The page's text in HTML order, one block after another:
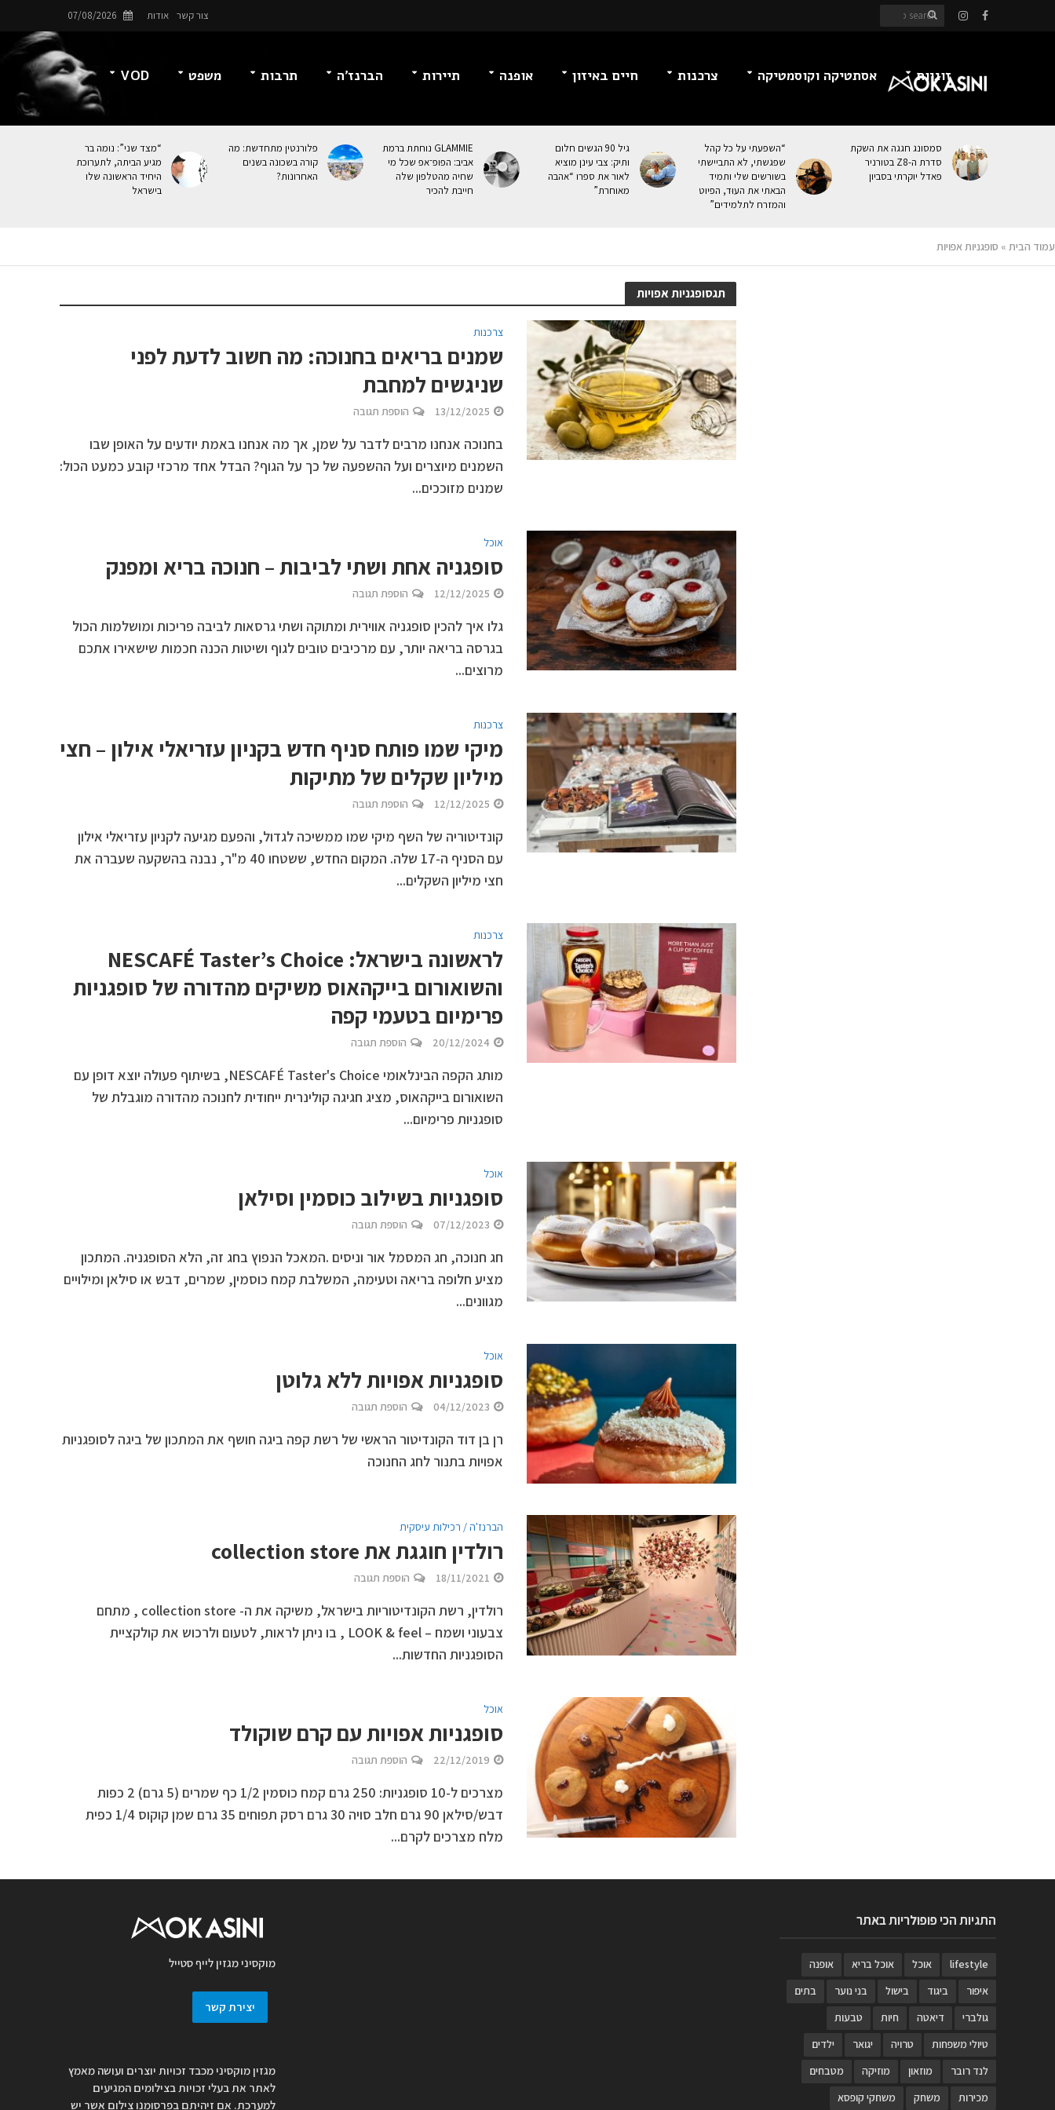
צור קשר אודות 07/08/2026
זוגיות אסתטיקה וקוסמטיקה צרכנות חיים באיזון אופנה תיירות הברנז’ה תרבות משפט VOD
סמסונג חגגה את השקת
סדרת ה-Z8 בטורניר
פאדל יוקרתי בסביון
“השפעתי על כל קהל
שפגשתי, לא התביישתי
בשורשים שלי ותמיד
הבאתי את העוּד, הפיוט
והמזרח לתלמידים”
גיל 90 הגשים חלום
ותיק: צבי עינן מוציא
לאור את ספרו “אהבה
מאוחרת”
GLAMMIE נוחתת ברמת
אביב: הפופ־אפ שכל מי
שחיה מהטלפון שלה
חייבת להכיר
פלורנטין מתחדשת: מה
קורה בשכונה בשנים
האחרונות?
“מצד שני”: נומה בר
מגיע הביתה, לתערוכת
היחיד הראשונה שלו
בישראל
עמוד הבית » סופגניות אפויות
תגסופגניות אפויות
צרכנות
שמנים בריאים בחנוכה: מה חשוב לדעת לפני
שניגשים למחבת
13/12/2025 הוספת תגובה
בחנוכה אנחנו מרבים לדבר על שמן, אך מה אנחנו באמת יודעים על האופן שבו
השמנים מיוצרים ועל ההשפעה של כך על הגוף? הבדל אחד מרכזי קובע כמעט הכול:
שמנים מזוככים...
אוכל
סופגניה אחת ושתי לביבות – חנוכה בריא ומפנק
12/12/2025 הוספת תגובה
גלו איך להכין סופגניה אווירית ומתוקה ושתי גרסאות לביבה פריכות ומושלמות הכול
בגרסה בריאה יותר, עם מרכיבים טובים לגוף ושיטות הכנה חכמות שישאירו אתכם
מרוצים...
צרכנות
מיקי שמו פותח סניף חדש בקניון עזריאלי אילון – חצי
מיליון שקלים של מתיקות
12/12/2025 הוספת תגובה
קונדיטוריה של השף מיקי שמו ממשיכה לגדול, והפעם מגיעה לקניון עזריאלי אילון
עם הסניף ה-17 שלה. המקום החדש, ששטחו 40 מ"ר, נבנה בהשקעה שעברה את
חצי מיליון השקלים...
צרכנות
לראשונה בישראל: NESCAFÉ Taster’s Choice
והשואורום בייקהאוס משיקים מהדורה של סופגניות
פרימיום בטעמי קפה
20/12/2024 הוספת תגובה
מותג הקפה הבינלאומי NESCAFÉ Taster's Choice, בשיתוף פעולה יוצא דופן עם
השואורום בייקהאוס, מציג חגיגה קולינרית ייחודית לחנוכה מהדורה מוגבלת של
סופגניות פרימיום...
אוכל
סופגניות בשילוב כוסמין וסילאן
07/12/2023 הוספת תגובה
חג חנוכה, חג המסמל אור וניסים .המאכל הנפוץ בחג זה, הלא הסופגניה. המתכון
מציע חלופה בריאה וטעימה, המשלבת קמח כוסמין, שמרים, דבש או סילאן ומילויים
מגוונים...
אוכל
סופגניות אפויות ללא גלוטן
04/12/2023 הוספת תגובה
רן בן דוד הקונדיטור הראשי של רשת קפה ביגה חושף את המתכון של ביגה לסופגניות
אפויות בתנור לחג החנוכה
הברנז'ה / רכילות עיסקית
רולדין חוגגת את collection store
18/11/2021 הוספת תגובה
רולדין, רשת הקונדיטוריות בישראל, משיקה את ה- collection store , מתחם
צבעוני ושמח – LOOK & feel , בו ניתן לראות, לטעום ולרכוש את קולקציית
הסופגניות החדשות...
אוכל
סופגניות אפויות עם קרם שוקולד
22/12/2019 הוספת תגובה
מצרכים ל-10 סופגניות: 250 גרם קמח כוסמין 1/2 כף שמרים (5 גרם) 2 כפות
דבש/סילאן 90 גרם חלב סויה 30 גרם רסק תפוחים 35 גרם שמן קוקוס 1/4 כפית
מלח מצרכים לקרם...
מוקסיני מגזין לייף סטייל
יצירת קשר
מגזין מוקסיני מכבד זכויות יוצרים ועושה מאמץ
לאתר את בעלי זכויות בצילומים המגיעים
למערכת. אם זיהיתם בפרסומנו צילום אשר יש
התגיות הכי פופולריות באתר
lifestyle אוכל אוכל בריא
אופנה
איפור
ביגוד בישול בני נוער
בתים
גולברי
דיאטה חיות
טבעות
טיולי משפחות
טרויה יגואר
ילדים
לנד רובר
מוזאון מוזיקה
מטבחים
מכירות
משחק משחקי קופסא